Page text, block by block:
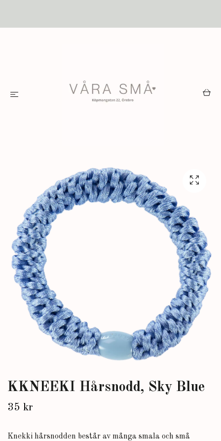
KKNEEKI Hårsnodd, Sky Blue
35 kr
Knekki hårsnodden består av många smala och små